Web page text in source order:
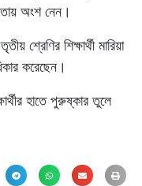
অংশ নেন।
শ্রেণির শিক্ষার্থী মারিয়া
করেছেন।
হাতে পুরুষ্কার তুলে